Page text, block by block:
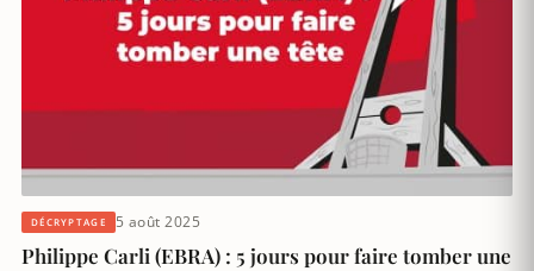
DÉCRYPTAGE 5 août 2025
Philippe Carli (EBRA) : 5 jours pour faire tomber une